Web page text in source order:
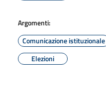
Argomenti:
Comunicazione istituzionale
Elezioni